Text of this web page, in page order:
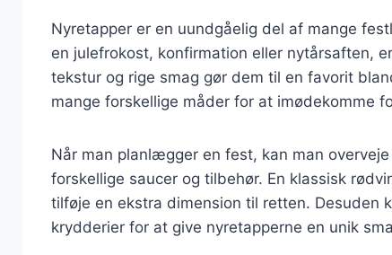
Nyretapper er en uundgåelig del af mange
en julefrokost, konfirmation eller nytårsaften,
tekstur og rige smag gør dem til en favorit
mange forskellige måder for at imødekomme
Når man planlægger en fest, kan man
forskellige saucer og tilbehør. En klassisk
tilføje en ekstra dimension til retten. Desuden
krydderier for at give nyretapperne en unik